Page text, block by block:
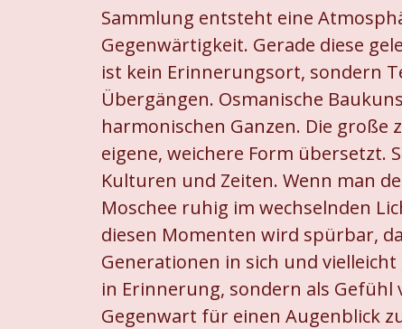
Sammlung entsteht eine
Gegenwärtigkeit. Gerade diese
ist kein Erinnerungsort, sondern
Übergängen. Osmanische
harmonischen Ganzen. Die große
eigene, weichere Form übersetzt.
Kulturen und Zeiten. Wenn man
Moschee ruhig im wechselnden
diesen Momenten wird spürbar,
Generationen in sich und
in Erinnerung, sondern als Gefühl
Gegenwart für einen Augenblick